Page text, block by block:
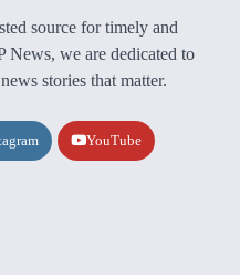
source for timely and
we are dedicated to
stories that matter.
YouTube